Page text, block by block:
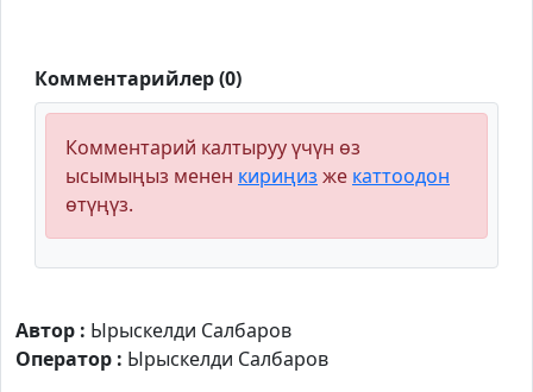
Комментарийлер (0)
Комментарий калтыруу үчүн өз
ысымыңыз менен кириңиз же каттоодон
өтүңүз.
Автор : Ырыскелди Салбаров
Оператор : Ырыскелди Салбаров